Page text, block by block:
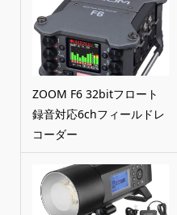
ZOOM F6 32bitフロート
録音対応6chフィールドレ
コーダー